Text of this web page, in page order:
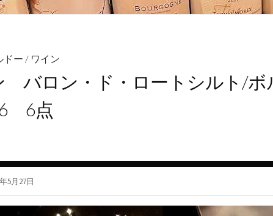
イギリス(UK)
オランダ
オーストラリア
ケニア
スペイン
チェコ
イタリアン
カレー
ダイニングバー
バー
ドー / ワイン
バロン・ド・ロートシルト/ボ
6点
5月27日